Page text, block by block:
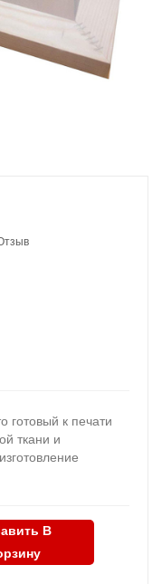
готовый к печати
ткани и
В